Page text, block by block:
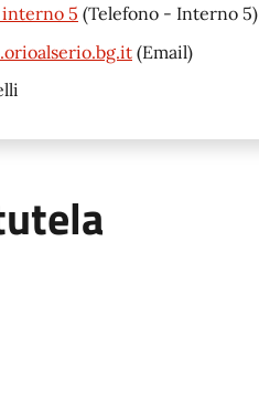
interno 5 (Telefono - Interno 5)
(Email)